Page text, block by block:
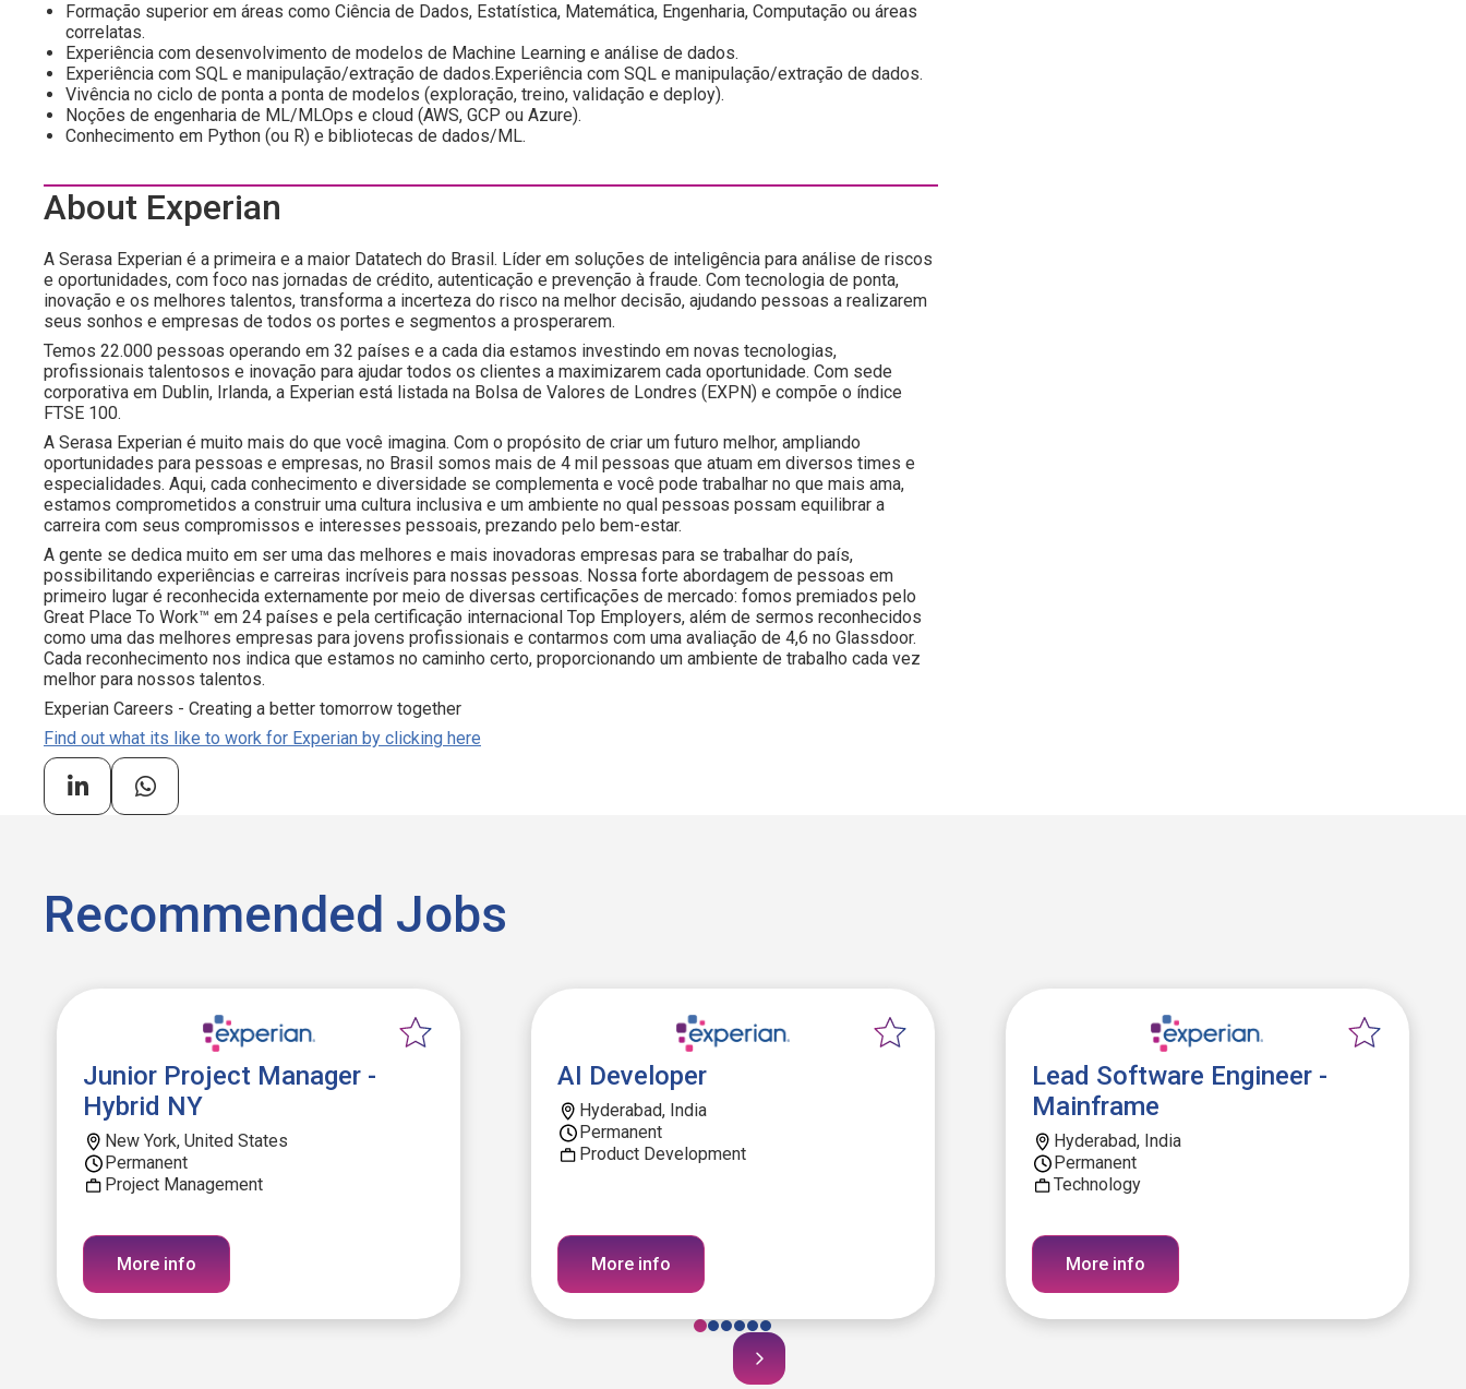
Formação superior em áreas como Ciência de Dados, Estatística, Matemática, Engenharia, Computação ou áreas
correlatas.
Experiência com desenvolvimento de modelos de Machine Learning e análise de dados.
Experiência com SQL e manipulação/extração de dados.Experiência com SQL e manipulação/extração de dados.
Vivência no ciclo de ponta a ponta de modelos (exploração, treino, validação e deploy).
Noções de engenharia de ML/MLOps e cloud (AWS, GCP ou Azure).
Conhecimento em Python (ou R) e bibliotecas de dados/ML.
About Experian
A Serasa Experian é a primeira e a maior Datatech do Brasil. Líder em soluções de inteligência para análise de riscos
e oportunidades, com foco nas jornadas de crédito, autenticação e prevenção à fraude. Com tecnologia de ponta,
inovação e os melhores talentos, transforma a incerteza do risco na melhor decisão, ajudando pessoas a realizarem
seus sonhos e empresas de todos os portes e segmentos a prosperarem.
Temos 22.000 pessoas operando em 32 países e a cada dia estamos investindo em novas tecnologias,
profissionais talentosos e inovação para ajudar todos os clientes a maximizarem cada oportunidade. Com sede
corporativa em Dublin, Irlanda, a Experian está listada na Bolsa de Valores de Londres (EXPN) e compõe o índice
FTSE 100.
A Serasa Experian é muito mais do que você imagina. Com o propósito de criar um futuro melhor, ampliando
oportunidades para pessoas e empresas, no Brasil somos mais de 4 mil pessoas que atuam em diversos times e
especialidades. Aqui, cada conhecimento e diversidade se complementa e você pode trabalhar no que mais ama,
estamos comprometidos a construir uma cultura inclusiva e um ambiente no qual pessoas possam equilibrar a
carreira com seus compromissos e interesses pessoais, prezando pelo bem-estar.
A gente se dedica muito em ser uma das melhores e mais inovadoras empresas para se trabalhar do país,
possibilitando experiências e carreiras incríveis para nossas pessoas. Nossa forte abordagem de pessoas em
primeiro lugar é reconhecida externamente por meio de diversas certificações de mercado: fomos premiados pelo
Great Place To Work™ em 24 países e pela certificação internacional Top Employers, além de sermos reconhecidos
como uma das melhores empresas para jovens profissionais e contarmos com uma avaliação de 4,6 no Glassdoor.
Cada reconhecimento nos indica que estamos no caminho certo, proporcionando um ambiente de trabalho cada vez
melhor para nossos talentos.
Experian Careers - Creating a better tomorrow together
Find out what its like to work for Experian by clicking here
Recommended Jobs
Junior Project Manager -
Hybrid NY
New York, United States
Permanent
Project Management
More info
AI Developer
Hyderabad, India
Permanent
Product Development
More info
Lead Software Engineer -
Mainframe
Hyderabad, India
Permanent
Technology
More info